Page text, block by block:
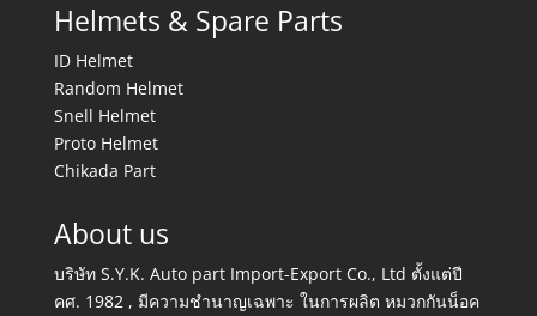
Helmets & Spare Parts
ID Helmet
Random Helmet
Snell Helmet
Proto Helmet
Chikada Part
About us
บริษัท S.Y.K. Auto part Import-Export Co., Ltd ตั้งแต่ปี
คศ. 1982 , มีความชำนาญเฉพาะ ในการผลิต หมวกกันน็อค